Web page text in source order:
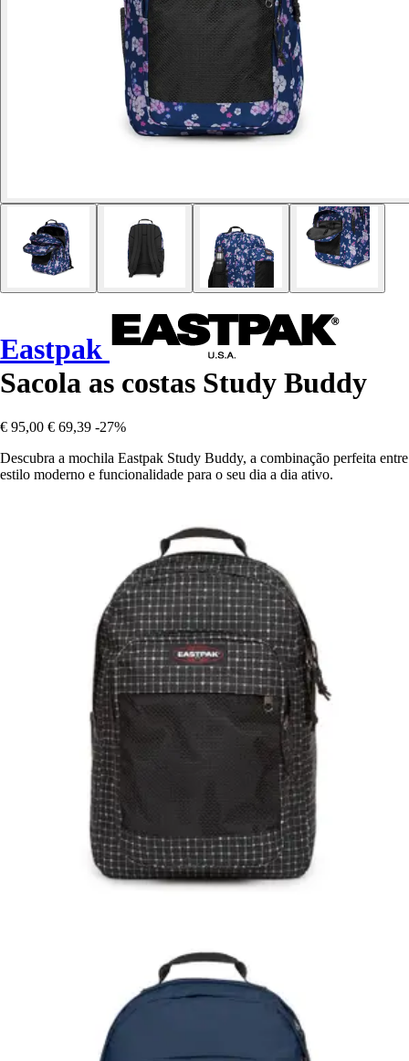
Eastpak
Sacola as costas Study Buddy
€ 95,00 € 69,39 -27%
Descubra a mochila Eastpak Study Buddy, a combinação perfeita entre
estilo moderno e funcionalidade para o seu dia a dia ativo.